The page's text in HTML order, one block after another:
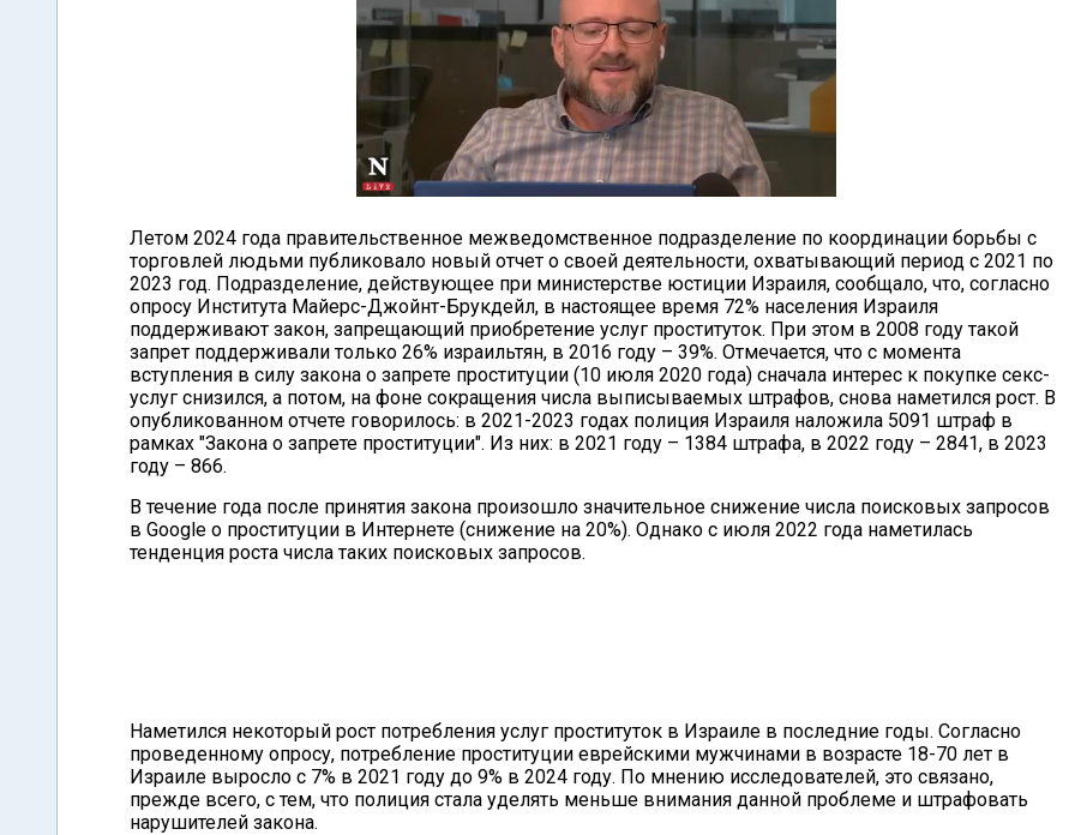
Летом 2024 года правительственное межведомственное подразделение по координации борьбы с
торговлей людьми публиковало новый отчет о своей деятельности, охватывающий период с 2021 по
2023 год. Подразделение, действующее при министерстве юстиции Израиля, сообщало, что, согласно
опросу Института Майерс-Джойнт-Брукдейл, в настоящее время 72% населения Израиля
поддерживают закон, запрещающий приобретение услуг проституток. При этом в 2008 году такой
запрет поддерживали только 26% израильтян, в 2016 году – 39%. Отмечается, что с момента
вступления в силу закона о запрете проституции (10 июля 2020 года) сначала интерес к покупке секс-
услуг снизился, а потом, на фоне сокращения числа выписываемых штрафов, снова наметился рост. В
опубликованном отчете говорилось: в 2021-2023 годах полиция Израиля наложила 5091 штраф в
рамках "Закона о запрете проституции". Из них: в 2021 году – 1384 штрафа, в 2022 году – 2841, в 2023
году – 866.
В течение года после принятия закона произошло значительное снижение числа поисковых запросов
в Google о проституции в Интернете (снижение на 20%). Однако с июля 2022 года наметилась
тенденция роста числа таких поисковых запросов.
Наметился некоторый рост потребления услуг проституток в Израиле в последние годы. Согласно
проведенному опросу, потребление проституции еврейскими мужчинами в возрасте 18-70 лет в
Израиле выросло с 7% в 2021 году до 9% в 2024 году. По мнению исследователей, это связано,
прежде всего, с тем, что полиция стала уделять меньше внимания данной проблеме и штрафовать
нарушителей закона.